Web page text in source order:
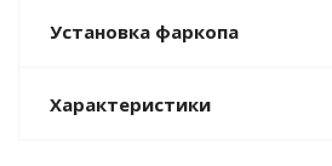
Установка фаркопа
Характеристики